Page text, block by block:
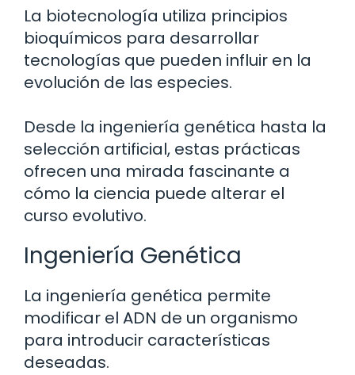
La biotecnología utiliza principios
bioquímicos para desarrollar
tecnologías que pueden influir en la
evolución de las especies.
Desde la ingeniería genética hasta la
selección artificial, estas prácticas
ofrecen una mirada fascinante a
cómo la ciencia puede alterar el
curso evolutivo.
Ingeniería Genética
La ingeniería genética permite
modificar el ADN de un organismo
para introducir características
deseadas.